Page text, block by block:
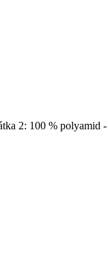
2: 100 % polyamid -